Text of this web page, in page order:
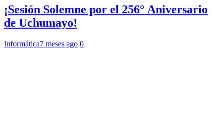
¡Sesión Solemne por el 256° Aniversario
de Uchumayo!
Informática7 meses ago 0